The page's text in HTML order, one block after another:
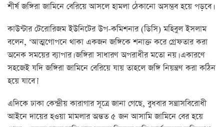
শীর্ষ জঙ্গিরা জামিনে বেরিয়ে আসলে হামলা ঠেকানো অসম্ভব হয়ে পড়বে।
কাউন্টার টেরোরিজম ইউনিটের উপ-কমিশনার (ডিসি) মহিবুল ইসলাম
বলেন, ‘আত্মগোপনে থাকা একজন জঙ্গিকে শনাক্ত করে গ্রেফতার করা
অনেক সময়ের ব্যাপার। জঙ্গিরা সাধারণ অপরাধীর মতো নয়। একারণে
সহজেই যদি জঙ্গিরা জামিনে বেরিয়ে যায় তাহলে জঙ্গি নিয়ন্ত্রণ করা কঠিন
হয়ে যাবে।’
এদিকে ঢাকা কেন্দ্রীয় কারাগার সূত্রে জানা গেছে, বুধবার সন্ত্রাসবিরোধী
আইনে দায়ের হওয়া মামলার অন্তত ৫ জন আসামি জামিনে বের হয়ে